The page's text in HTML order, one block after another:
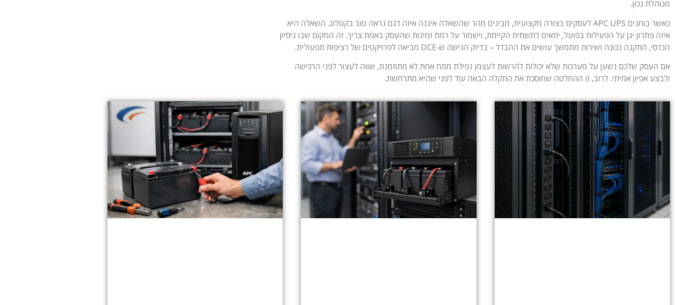
מנוהלת נכון.
כאשר בוחנים APC UPS לעסקים בצורה מקצועית, מבינים מהר שהשאלה איננה איזה דגם נראה טוב בקטלוג. השאלה היא
איזה פתרון יגן על הפעילות בפועל, יתאים לתשתית הקיימת, וישמור על רמת זמינות שהעסק באמת צריך. זה המקום שבו ניסיון
הנדסי, התקנה נכונה ושירות מתמשך עושים את ההבדל – בדיוק הגישה ש-DCE מביאה לפרויקטים של רציפות תפעולית.
אם העסק שלכם נשען על מערכות שלא יכולות להרשות לעצמן נפילת מתח אחת לא מתוזמנת, שווה לעצור לפני הרכישה
ולבצע אפיון אמיתי. לרוב, זו ההחלטה שחוסכת את התקלה הבאה עוד לפני שהיא מתרחשת.